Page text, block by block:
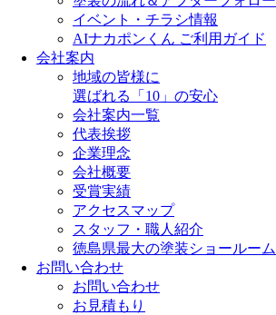
イベント・チラシ情報
AIナカポンくん ご利用ガイド
会社案内
地域の皆様に
選ばれる「10」の安心
会社案内一覧
代表挨拶
企業理念
会社概要
受賞実績
アクセスマップ
スタッフ・職人紹介
徳島県最大の塗装ショールーム
お問い合わせ
お問い合わせ
お見積もり